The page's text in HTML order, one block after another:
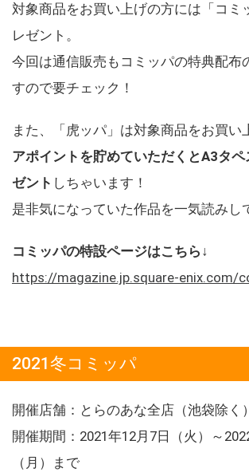
対象商品をお買い上げの方には「コミ
レゼント。
今回は通信販売もコミッパの特典配布
すので要チェック！
また、「虎ッパ」は対象商品をお買い
アポイントを貯めていただくとA3タ
ゼント しちゃいます！
是非気になっていた作品を一気読み
コミッパの特設ページはこちら↓
https://magazine.jp.square-enix.com/
2021冬コミッパ
開催店舗：とらのあな全店（池袋除く
開催期間：2021年12月7日（火）～
（月）まで